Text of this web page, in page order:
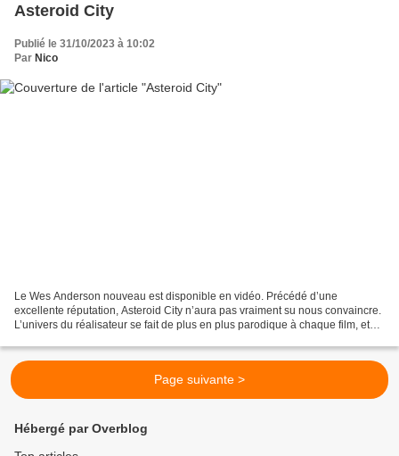
Asteroid City
Publié le 31/10/2023 à 10:02
Par Nico
Le Wes Anderson nouveau est disponible en vidéo. Précédé d’une
excellente réputation, Asteroid City n’aura pas vraiment su nous convaincre.
L’univers du réalisateur se fait de plus en plus parodique à chaque film, et
Page suivante >
Hébergé par Overblog